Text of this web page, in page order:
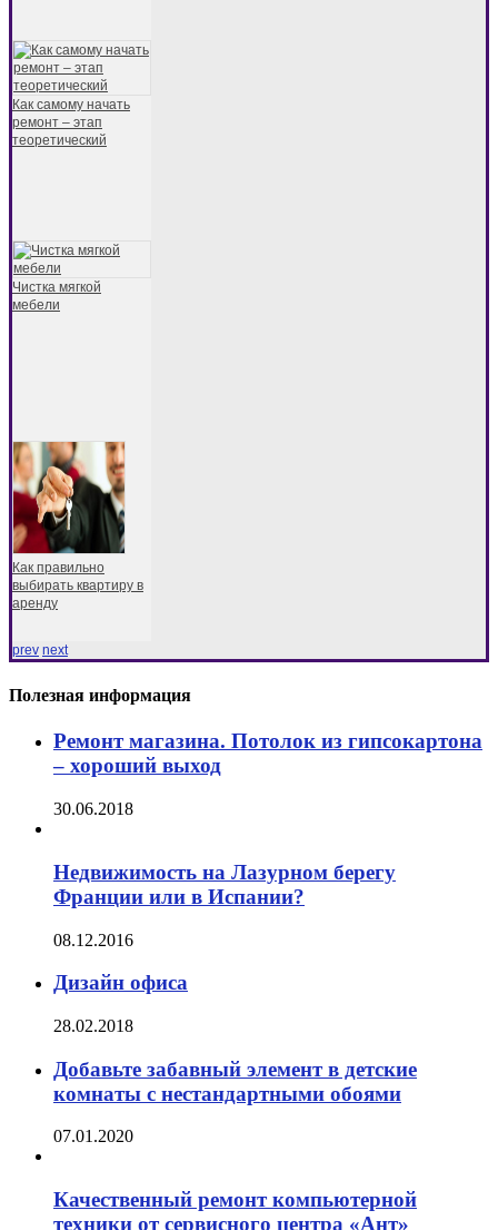
Как самому начать
ремонт – этап
теоретический
Чистка мягкой
мебели
Как правильно
выбирать квартиру в
аренду
prev next
Полезная информация
Ремонт магазина. Потолок из гипсокартона
– хороший выход
30.06.2018
Недвижимость на Лазурном берегу
Франции или в Испании?
08.12.2016
Дизайн офиса
28.02.2018
Добавьте забавный элемент в детские
комнаты с нестандартными обоями
07.01.2020
Качественный ремонт компьютерной
техники от сервисного центра «Ант»